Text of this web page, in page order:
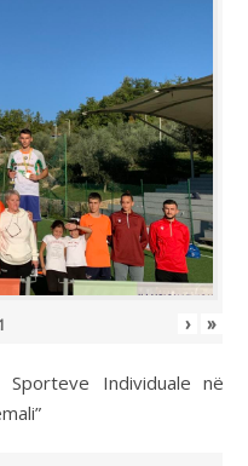
› »
Individuale në